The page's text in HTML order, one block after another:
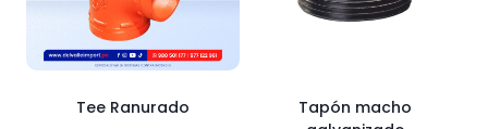
Tee Ranurado
Tapón macho